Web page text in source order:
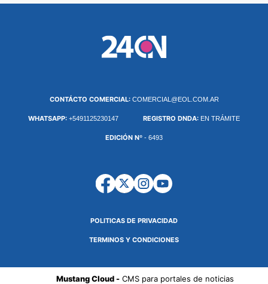
CONTÁCTO COMERCIAL: COMERCIAL@EOL.COM.AR
WHATSAPP: +5491125230147 REGISTRO DNDA: EN TRÁMITE
EDICIÓN Nº - 6493
POLITICAS DE PRIVACIDAD
TERMINOS Y CONDICIONES
Mustang Cloud -CMS para portales de noticias